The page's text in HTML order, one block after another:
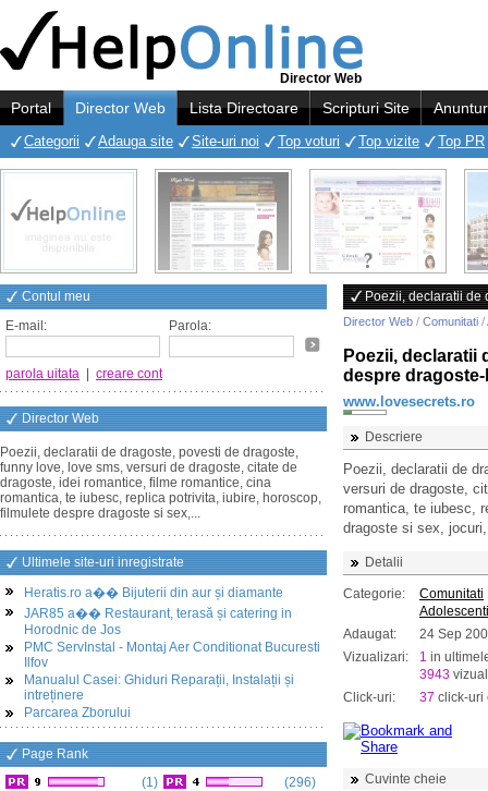
Director Web
Portal Director Web Lista Directoare Scripturi Site
Categorii Adauga site Site-uri noi Top voturi Top vizite Top PR
Contul meu
E-mail:
Parola:
parola uitata creare cont
Director Web
Poezii, declaratii de dragoste, povesti de dragoste,
funny love, love sms, versuri de dragoste, citate de
dragoste, idei romantice, filme romantice, cina
romantica, te iubesc, replica potrivita, iubire, horoscop,
filmulete despre dragoste si sex,...
Ultimele site-uri inregistrate
Heratis.ro a�� Bijuterii din aur și diamante
JAR85 a�� Restaurant, terasă și catering in
Horodnic de Jos
PMC ServInstal - Montaj Aer Conditionat Bucuresti
Ilfov
Manualul Casei: Ghiduri Reparații, Instalații și
intreținere
Parcarea Zborului
Page Rank
(1)
(296)
Poezii, declaratii de
Director Web / Comunitati /
Poezii, declaratii
despre
www.lovesecrets.ro
Descriere
Poezii, declaratii de
versuri de dragoste,
romantica, te iubesc,
dragoste si sex,
Detalii
Categorie:
Comunitati
Adaugat:
24 Sep
Vizualizari:
1 in
3943
Click-uri:
37 click-uri
Cuvinte cheie